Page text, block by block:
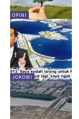
OPINI
JOKOWI